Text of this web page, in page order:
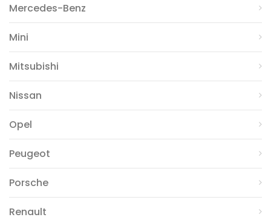
Mercedes-Benz
Mini
Mitsubishi
Nissan
Opel
Peugeot
Porsche
Renault